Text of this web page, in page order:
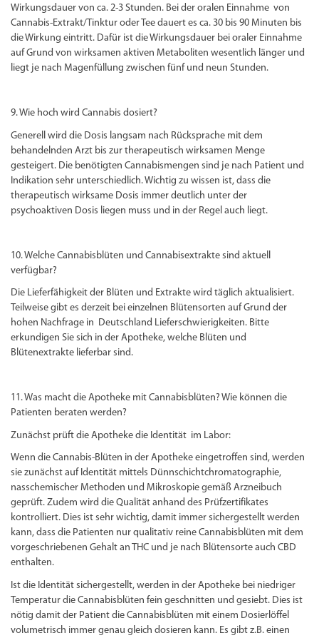
Wirkungsdauer von ca. 2-3 Stunden. Bei der oralen Einnahme von
Cannabis-Extrakt/Tinktur oder Tee dauert es ca. 30 bis 90 Minuten bis
die Wirkung eintritt. Dafür ist die Wirkungsdauer bei oraler Einnahme
auf Grund von wirksamen aktiven Metaboliten wesentlich länger und
liegt je nach Magenfüllung zwischen fünf und neun Stunden.
9. Wie hoch wird Cannabis dosiert?
Generell wird die Dosis langsam nach Rücksprache mit dem
behandelnden Arzt bis zur therapeutisch wirksamen Menge
gesteigert. Die benötigten Cannabismengen sind je nach Patient und
Indikation sehr unterschiedlich. Wichtig zu wissen ist, dass die
therapeutisch wirksame Dosis immer deutlich unter der
psychoaktiven Dosis liegen muss und in der Regel auch liegt.
10. Welche Cannabisblüten und Cannabisextrakte sind aktuell
verfügbar?
Die Lieferfähigkeit der Blüten und Extrakte wird täglich aktualisiert.
Teilweise gibt es derzeit bei einzelnen Blütensorten auf Grund der
hohen Nachfrage in Deutschland Lieferschwierigkeiten. Bitte
erkundigen Sie sich in der Apotheke, welche Blüten und
Blütenextrakte lieferbar sind.
11. Was macht die Apotheke mit Cannabisblüten? Wie können die
Patienten beraten werden?
Zunächst prüft die Apotheke die Identität im Labor:
Wenn die Cannabis-Blüten in der Apotheke eingetroffen sind, werden
sie zunächst auf Identität mittels Dünnschichtchromatographie,
nasschemischer Methoden und Mikroskopie gemäß Arzneibuch
geprüft. Zudem wird die Qualität anhand des Prüfzertifikates
kontrolliert. Dies ist sehr wichtig, damit immer sichergestellt werden
kann, dass die Patienten nur qualitativ reine Cannabisblüten mit dem
vorgeschriebenen Gehalt an THC und je nach Blütensorte auch CBD
enthalten.
Ist die Identität sichergestellt, werden in der Apotheke bei niedriger
Temperatur die Cannabisblüten fein geschnitten und gesiebt. Dies ist
nötig damit der Patient die Cannabisblüten mit einem Dosierlöffel
volumetrisch immer genau gleich dosieren kann. Es gibt z.B. einen